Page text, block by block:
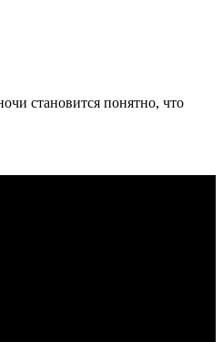
становится понятно, что